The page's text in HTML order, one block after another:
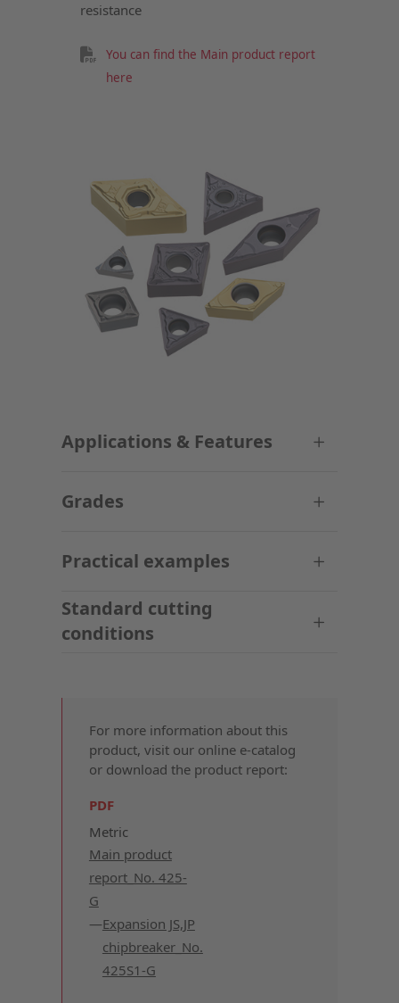
resistance
You can find the Main product report
here
Applications & Features
Grades
Practical examples
Standard cutting
conditions
For more information about this
product, visit our online e-catalog
or download the product report:
PDF
Metric
Main product
report_No. 425-
G
Expansion JS,JP
chipbreaker_No.
425S1-G